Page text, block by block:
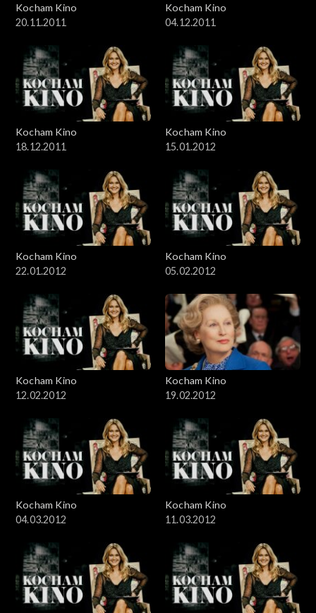
Kocham Kino
20.11.2011
Kocham Kino
04.12.2011
Kocham Kino
18.12.2011
Kocham Kino
15.01.2012
Kocham Kino
22.01.2012
Kocham Kino
05.02.2012
Kocham Kino
12.02.2012
Kocham Kino
19.02.2012
Kocham Kino
04.03.2012
Kocham Kino
11.03.2012